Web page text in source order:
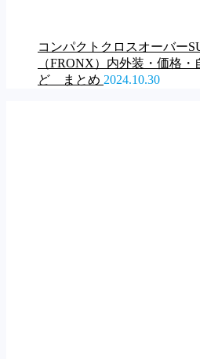
コンパクトクロスオーバー
（FRONX）内外装・価格
ど まとめ 2024.10.30